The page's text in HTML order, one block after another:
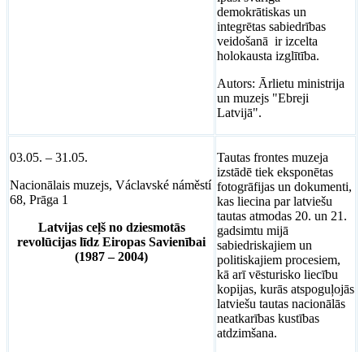
demokrātiskas un
integrētas sabiedrības
veidošanā ir izcelta
holokausta izglītība.
Autors: Ārlietu ministrija
un muzejs "Ebreji
Latvijā".
03.05. – 31.05.
Nacionālais muzejs, Václavské náměstí
68, Prāga 1
Latvijas ceļš no dziesmotās
revolūcijas līdz Eiropas Savienībai
(1987 – 2004)
Tautas frontes muzeja
izstādē tiek eksponētas
fotogrāfijas un dokumenti,
kas liecina par latviešu
tautas atmodas 20. un 21.
gadsimtu mijā
sabiedriskajiem un
politiskajiem procesiem,
kā arī vēsturisko liecību
kopijas, kurās atspoguļojās
latviešu tautas nacionālās
neatkarības kustības
atdzimšana.